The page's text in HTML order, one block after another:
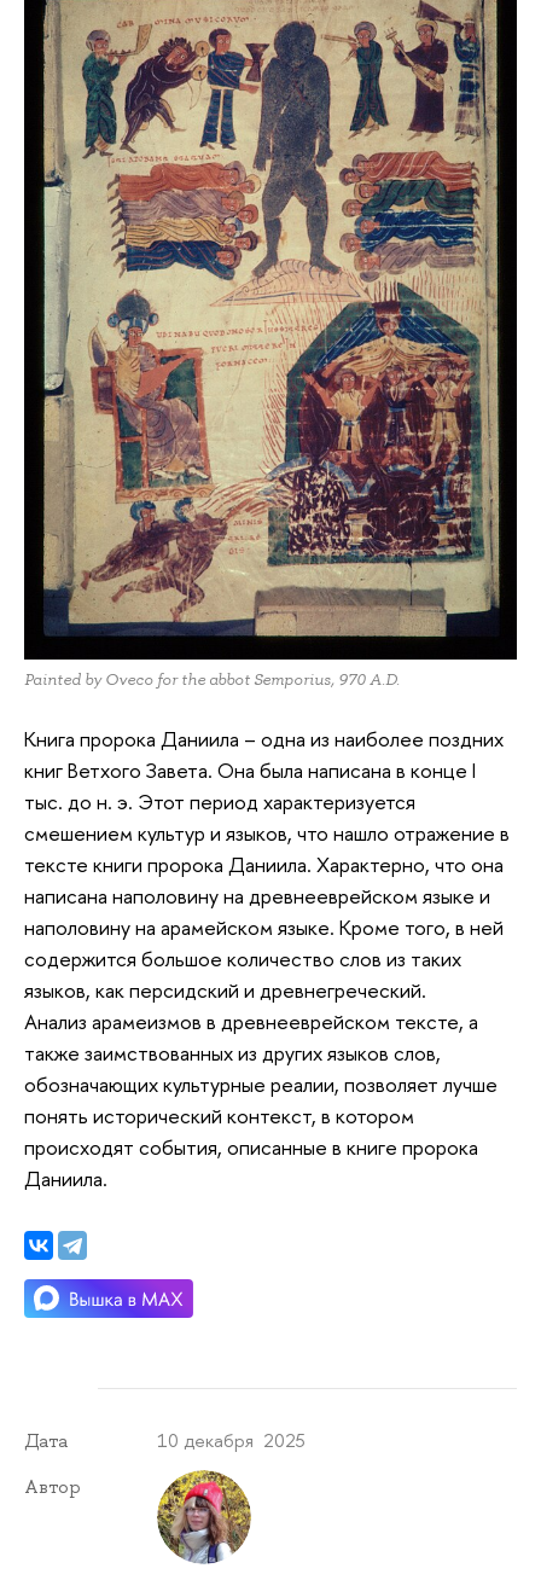
Painted by Oveco for the abbot Semporius, 970 A.D.
Книга пророка Даниила – одна из наиболее поздних
книг Ветхого Завета. Она была написана в конце I
тыс. до н. э. Этот период характеризуется
смешением культур и языков, что нашло отражение в
тексте книги пророка Даниила. Характерно, что она
написана наполовину на древнееврейском языке и
наполовину на арамейском языке. Кроме того, в ней
содержится большое количество слов из таких
языков, как персидский и древнегреческий.
Анализ арамеизмов в древнееврейском тексте, а
также заимствованных из других языков слов,
обозначающих культурные реалии, позволяет лучше
понять исторический контекст, в котором
происходят события, описанные в книге пророка
Даниила.
Дата 10 декабря 2025
Автор